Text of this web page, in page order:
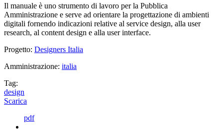
Il manuale è uno strumento di lavoro per la Pubblica
Amministrazione e serve ad orientare la progettazione di ambienti
digitali fornendo indicazioni relative al service design, alla user
research, al content design e alla user interface.
Progetto: Designers Italia
Amministrazione: italia
Tag:
design
Scarica
pdf